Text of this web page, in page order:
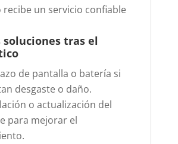
recibe un servicio confiable
soluciones tras el
de pantalla o batería si
desgaste o daño.
o actualización del
para mejorar el